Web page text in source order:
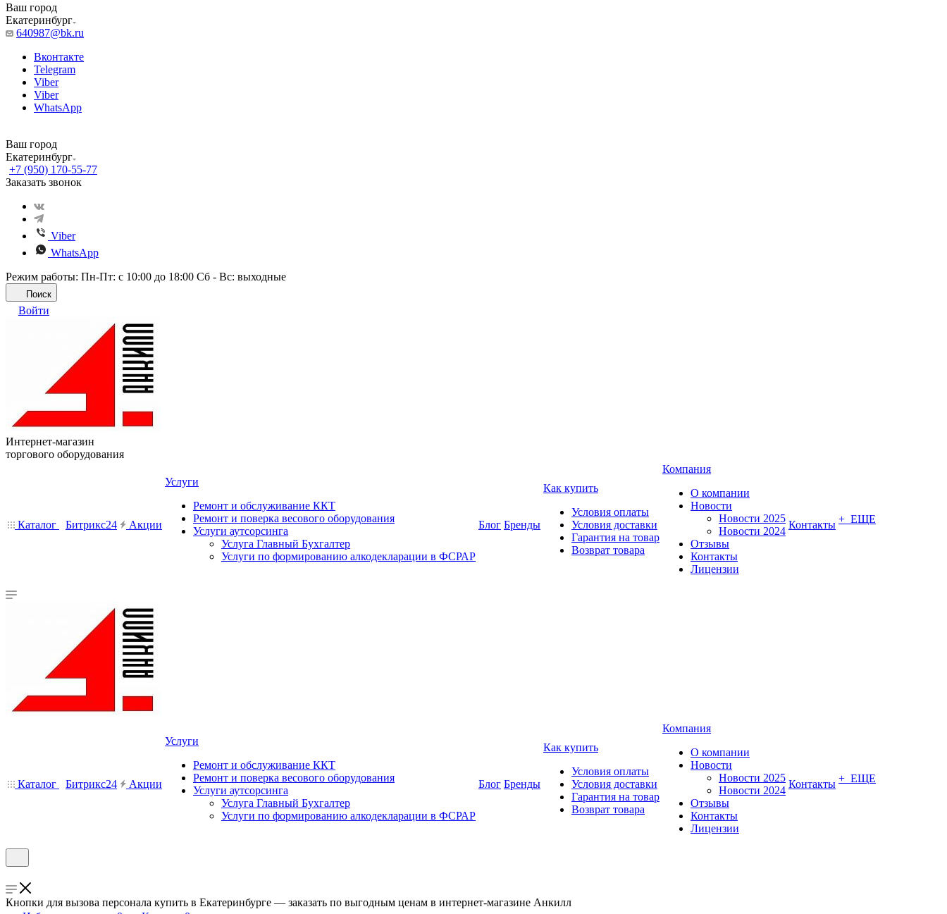
Ваш город
Екатеринбург
640987@bk.ru
Вконтакте
Telegram
Viber
Viber
WhatsApp
Ваш город
Екатеринбург
+7 (950) 170-55-77
Заказать звонок
Viber
WhatsApp
Режим работы: Пн-Пт: с 10:00 до 18:00 Сб - Вс: выходные
Поиск
Войти
Интернет-магазин
торгового оборудования
Каталог Битрикс24 Акции
Услуги
Ремонт и обслуживание ККТ
Ремонт и поверка весового оборудования
Услуги аутсорсинга
Услуга Главный Бухгалтер
Услуги по формированию алкодекларации в ФСРАР
Блог Бренды
Как купить
Условия оплаты
Условия доставки
Гарантия на товар
Возврат товара
Компания
О компании
Новости
Новости 2025
Новости 2024
Отзывы
Контакты
Лицензии
Контакты + ЕЩЕ
Каталог Битрикс24 Акции
Услуги
Ремонт и обслуживание ККТ
Ремонт и поверка весового оборудования
Услуги аутсорсинга
Услуга Главный Бухгалтер
Услуги по формированию алкодекларации в ФСРАР
Блог Бренды
Как купить
Условия оплаты
Условия доставки
Гарантия на товар
Возврат товара
Компания
О компании
Новости
Новости 2025
Новости 2024
Отзывы
Контакты
Лицензии
Контакты + ЕЩЕ
Кнопки для вызова персонала купить в Екатеринбурге — заказать по выгодным ценам в интернет-магазине Анкилл